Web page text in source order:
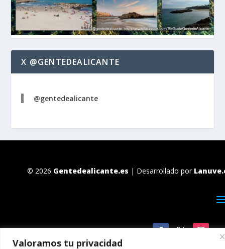
Valoramos tu privacidad
X @GENTEDEALICANTE
@gentedealicante
© 2026 Gentedealicante.es | Desarrollado por